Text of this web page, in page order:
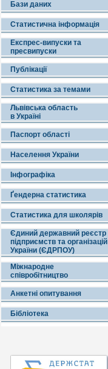
Бази даних
Статистична інформація
Експрес-випуски та
пресвипуски
Публікації
Статистика за темами
Львівська область
в Україні
Паспорт області
Населення України
Інфографіка
Ґендерна статистика
Статистика для школярів
Єдиний державний реєстр
підприємств та організацій
України (ЄДРПОУ)
Міжнародне
співробітництво
Анкетні опитування
Бібліотека